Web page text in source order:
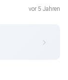
vor 5 Jahren